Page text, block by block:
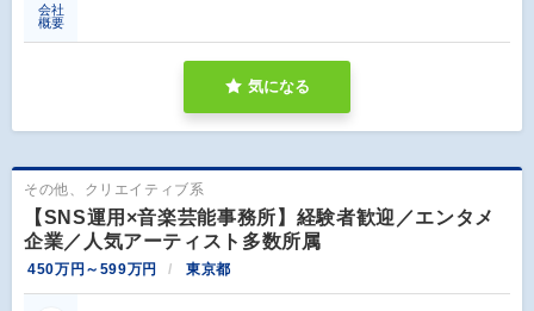
会社
概要
気になる
その他、クリエイティブ系
【SNS運用×音楽芸能事務所】経験者歓迎／エンタメ
企業／人気アーティスト多数所属
450万円～599万円 東京都